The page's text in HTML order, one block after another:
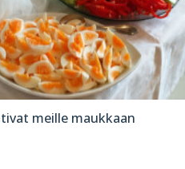
meille maukkaan